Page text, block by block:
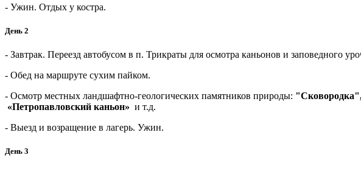
- Ужин. Отдых у костра.
День 2
- Завтрак. Переезд автобусом в п. Трикраты для осмотра каньонов и заповедного
- Обед на маршруте сухим пайком.
- Осмотр местных ландшафтно-геологических памятников природы:
«Петропавловский каньон» и т.д.
- Выезд и возращение в лагерь. Ужин.
День 3